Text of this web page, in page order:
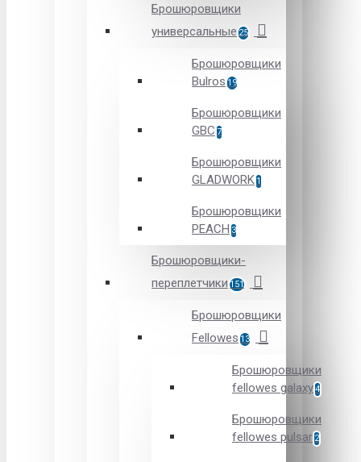
Брошюровщики
универсальные 25
Брошюровщики
Bulros 19
Брошюровщики
GBC 7
Брошюровщики
GLADWORK 1
Брошюровщики
PEACH 3
Брошюровщики-
переплетчики 151
Брошюровщики
Fellowes 13
Брошюровщики
fellowes galaxy4
Брошюровщики
fellowes pulsar 2